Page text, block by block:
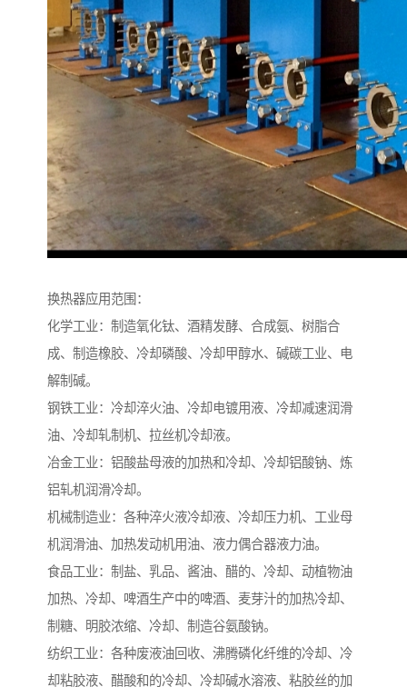
换热器应用范围：
化学工业：制造氧化钛、酒精发酵、合成氨、树脂合
成、制造橡胶、冷却磷酸、冷却甲醇水、碱碳工业、电
解制碱。
钢铁工业：冷却淬火油、冷却电镀用液、冷却减速润滑
油、冷却轧制机、拉丝机冷却液。
冶金工业：铝酸盐母液的加热和冷却、冷却铝酸钠、炼
铝轧机润滑冷却。
机械制造业：各种淬火液冷却液、冷却压力机、工业母
机润滑油、加热发动机用油、液力偶合器液力油。
食品工业：制盐、乳品、酱油、醋的、冷却、动植物油
加热、冷却、啤酒生产中的啤酒、麦芽汁的加热冷却、
制糖、明胶浓缩、冷却、制造谷氨酸钠。
纺织工业：各种废液油回收、沸腾磷化纤维的冷却、冷
却粘胶液、醋酸和的冷却、冷却碱水溶液、粘胶丝的加